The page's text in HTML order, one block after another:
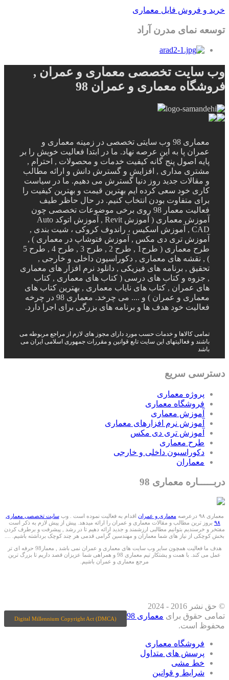
خرید و فروش فایل معماری
توسعه نمای مدرن آراد
وب سایت تخصصی معماری و عمران ,
فروشگاه معماری و عمران 98
معماری 98 وب سایتی تخصصی در زمینه معماری و
عمران پا به این عرصه نهاد. ما در ابتدا فعالیت خویش را بر
پایه اصول پنج گانه کیفیت خدمات و محصولات , احترام ,
مشتری مداری , افزایش و گسترش دانش و ارائه مطالب
و مقالات جدید روز دنیا گسترش می دهیم. ما در سیاست
کاری خود سعی کرده ایم بهترین قیمت و بهترین کیفیت را
برای متفاوت بودن انتخاب کنیم. در حال حاظر طیف
فعالیت معمار 98 روی برخی موضوعات تخصصی چون
آموزش معماری ( آموزش Revit , آموزش اتوکد Auto
CAD , آموزش اسکیس ، راندوف کروکی ، شیت بندی ,
آموزش تری دی مکس , آموزش فتوشاپ در معماری ) ,
طرح معماری ( طرح1 , طرح 2 , طرح 3 , طرح 4 , طرح 5
) , نقشه های معماری , دکوراسیون داخلی و خارجی ,
تحقیق , برنامه های فیزیکی , دانلود نرم افزار های معماری
, جزوه و کتاب های درسی ( کتاب های معماری , کتاب
های عمران , کتاب های نایاب معماری , بهترین کتاب های
معماری و عمران ) و .... می چرخد. معماری 98 در چرخه
فعالیت خود هدف ها و برنامه های بزرگی برای اجرا دارد.
تمامی کالاها و خدمات حسب مورد دارای مجوز های لازم از مراجع مربوطه می
باشند و فعالیتهای این سایت تابع قوانین و مقررات جمهوری اسلامی ایران می
باشد
دسترسی سریع
پروژه معماری
فروشگاه معماری
آموزش معماری
آموزش نرم افزارهای معماری
آموزش تری دی مکس
طرح معماری
دکوراسیون داخلی و خارجی
معماران
دربـــــاره معماری 98
معماری ۹۸ درعرصه معماری و عمران اقدام به فعالیت نموده است . وبسایت تخصصی معماری
۹۸ بروز ترین مطالب و مقالات معماری و عمران را ارائه میدهد. پیش از پیش لازم به ذکر است
مفتخر و خرسندیم بتوانیم مطالبی ارزشمند و جدید ارائه دهیم تا در رشد , پیشرفت و برطرف کردن
بخش کوچکی از نیاز های شما معماران و مهندسین گرامی قدمی هر چند کوچک برداشته باشیم. ....
هدف ما فعالیت همچون سایر وب سایت های معماری و عمران نمی باشد , معمار98 حرفه ای تر
عمل می کند. با همت و پشتکار تیم معماری 98 و همراهی شما عزیزان قصد داریم تا بزرگ ترین
مرجع معماری و عمران باشیم.
Digital Millennium Copyright Act (DMCA)
© حق نشر 2016 - 2024
تمامی حقوق برای معماری 98
محفوظ است.
فروشگاه معماری
پرسش های متداول
خط مشی
شرایط و قوانین